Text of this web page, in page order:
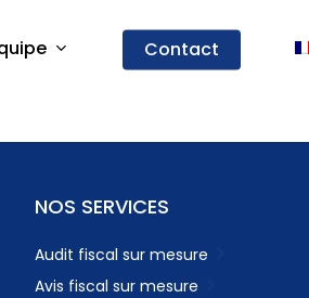
Contact
NOS SERVICES
Audit fiscal sur mesure
Avis fiscal sur mesure